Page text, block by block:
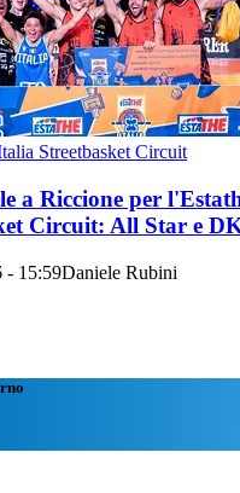
Streetbasket Circuit
a Riccione per
Circuit: All Star e
- 15:59Daniele Rubini